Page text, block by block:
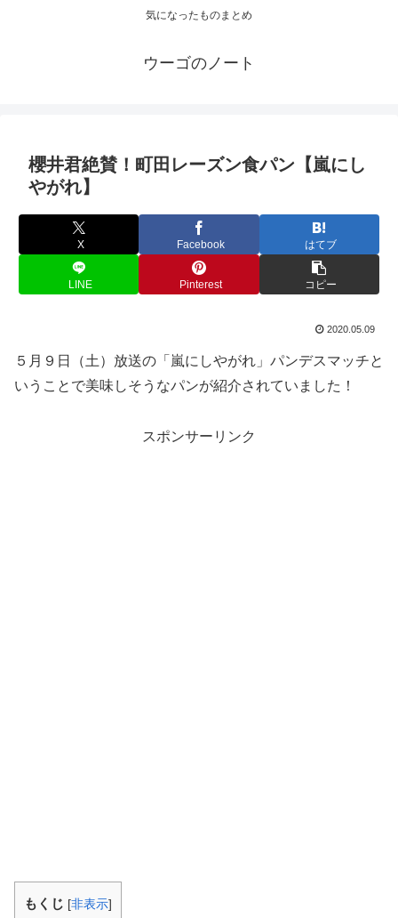
気になったものまとめ
ウーゴのノート
櫻井君絶賛！町田レーズン食パン【嵐にし
やがれ】
X Facebook はてブ
LINE Pinterest コピー
2020.05.09
５月９日（土）放送の「嵐にしやがれ」パンデスマッチと
いうことで美味しそうなパンが紹介されていました！
スポンサーリンク
もくじ [非表示]